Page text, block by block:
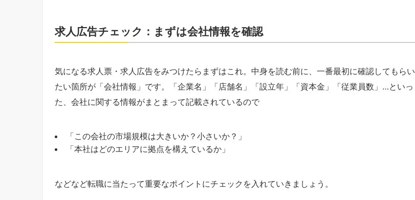
求人広告チェック：まずは会社情報を確認
気になる求人票・求人広告をみつけたらまずはこれ。中身を読む前に、一番最初に確認してもらい
たい箇所が「会社情報」です。「企業名」「店舗名」「設立年」「資本金」「従業員数」…といっ
た、会社に関する情報がまとまって記載されているので
「この会社の市場規模は大きいか？小さいか？」
「本社はどのエリアに拠点を構えているか」
などなど転職に当たって重要なポイントにチェックを入れていきましょう。